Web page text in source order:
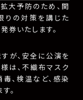
大予防のため、関
りの対策を講じた
券いたします。
が、安全に公演を
は、不織布マスク
、検温など、感染
。